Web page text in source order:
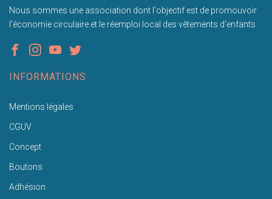
Nous sommes une association dont l'objectif est de promouvoir
l'économie circulaire et le réemploi local des vêtements d'enfants.
INFORMATIONS
Mentions légales
CGUV
Concept
Boutons
Adhésion